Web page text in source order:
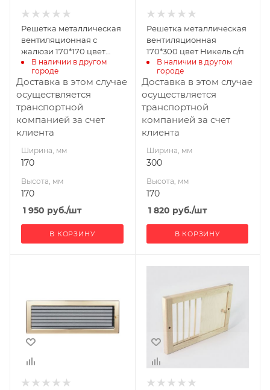
Решетка металлическая
вентиляционная с
жалюзи 170*170 цвет
золотой с/п
В наличии в другом
городе
Доставка в этом случае
осуществляется
транспортной
компанией за счет
клиента
Ширина, мм
170
Высота, мм
170
1 950 руб./шт
В КОРЗИНУ
Решетка металлическая
вентиляционная
170*300 цвет Никель с/п
В наличии в другом
городе
Доставка в этом случае
осуществляется
транспортной
компанией за счет
клиента
Ширина, мм
300
Высота, мм
170
1 820 руб./шт
В КОРЗИНУ
Высота, мм
170
Глубина, мм
Высота, мм
250